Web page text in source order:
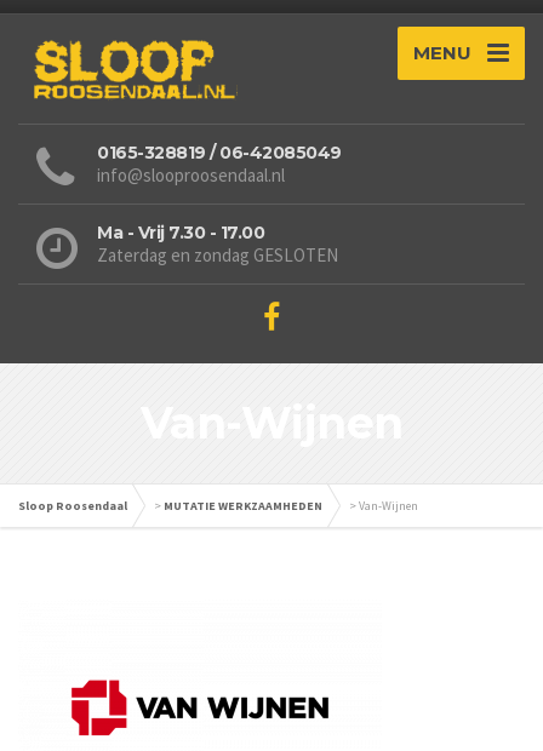
MENU
0165-328819 / 06-42085049
info@slooproosendaal.nl
Ma - Vrij 7.30 - 17.00
Zaterdag en zondag GESLOTEN
Sloop Roosendaal > MUTATIE WERKZAAMHEDEN >Van-Wijnen